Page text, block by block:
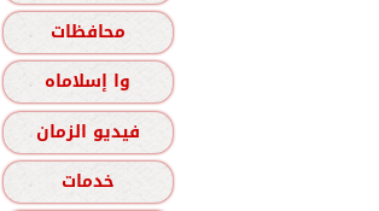
محافظات
وا إسلاماه
فيديو الزمان
خدمات